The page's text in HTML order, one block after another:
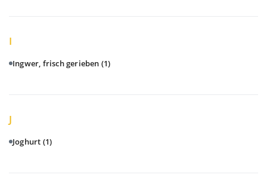
I
Ingwer, frisch gerieben (1)
J
Joghurt (1)